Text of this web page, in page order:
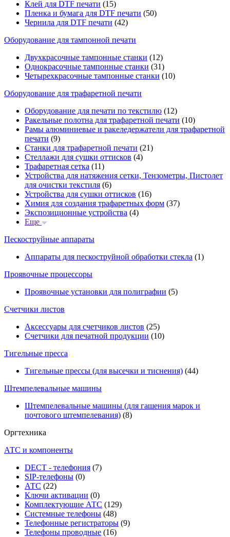
Клей для DTF печати (15)
Пленка и бумага для DTF печати (50)
Чернила для DTF печати (42)
Оборудование для тампонной печати
Двухкрасочные тампонные станки (12)
Однокрасочные тампонные станки (31)
Четырехкрасочные тампонные станки (10)
Оборудование для трафаретной печати
Оборудование для печати по текстилю (12)
Ракельные полотна для трафаретной печати (10)
Рамы алюминиевые и ракеледержатели для трафаретной
печати (9)
Станки для трафаретной печати (21)
Стеллажи для сушки оттисков (4)
Трафаретная сетка (11)
Устройства для натяжения сетки, Тензометры, Пистолет
для очистки текстиля (6)
Устройства для сушки оттисков (16)
Химия для создания трафаретных форм (37)
Экспозиционные устройства (4)
Еще
Пескоструйные аппараты
Аппараты для пескоструйной обработки стекла (1)
Проявочные процессоры
Проявочные установки для полиграфии (5)
Счетчики листов
Аксессуары для счетчиков листов (25)
Счетчики для печатной продукции (10)
Тигельные пресса
Тигельные прессы (для высечки и тиснения) (44)
Штемпелевальные машины
Штемпелевальные машины (для гашения марок и
почтового штемпелевания) (8)
Оргтехника
АТС и компоненты
DECT - телефония (7)
SIP-телефоны (0)
АТС (22)
Ключи активации (0)
Комплектующие АТС (129)
Системные телефоны (48)
Телефонные регистраторы (9)
Телефоны проводные (16)